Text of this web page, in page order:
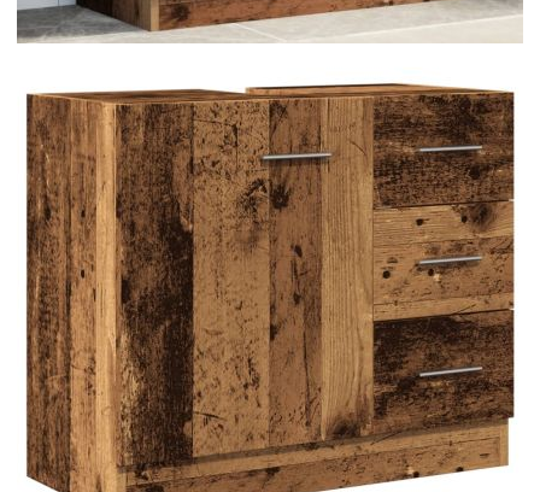
Сподели Tweet